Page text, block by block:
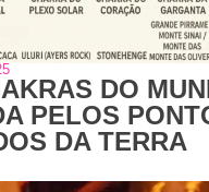
DO
PELOS
DA TERRA